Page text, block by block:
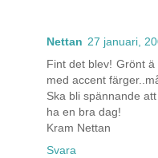
Nettan 27 januari,
Fint det blev! Grönt
med accent
Ska bli spännande
ha en bra dag!
Kram Nettan
Svara